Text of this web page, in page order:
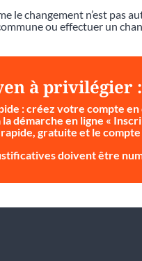
le changement n’est pas
ou effectuer un
à privilégier
: créez votre compte en
la démarche en ligne «
gratuite et le
doivent être